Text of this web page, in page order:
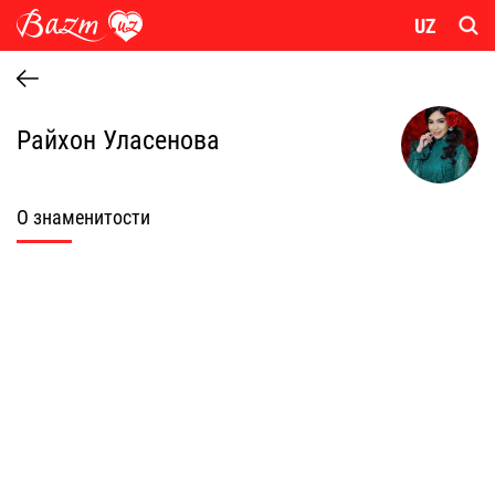
UZ
Райхон Уласенова
О знаменитости